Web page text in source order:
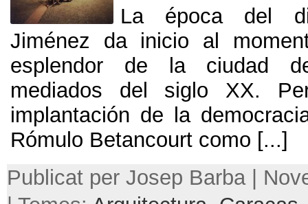
La época del
Jiménez da inicio al
esplendor de la ciudad
mediados del siglo XX.
implantación de la
Rómulo Betancourt como [...]
Publicat per Josep Barba |